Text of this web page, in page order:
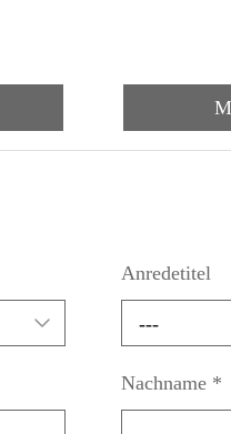
Anredetitel
---
Nachname *